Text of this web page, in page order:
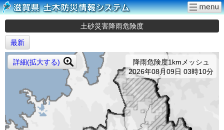
土砂災害降雨危険度
最新
詳細(拡大する)
降雨危険度1kmメッシュ
2026年08月09日 03時10分